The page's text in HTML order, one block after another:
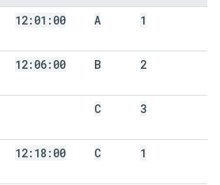
12:01:00 A 1
12:06:00 B 2
C 3
12:18:00 C 1